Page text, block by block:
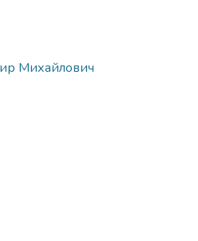
Михайлович